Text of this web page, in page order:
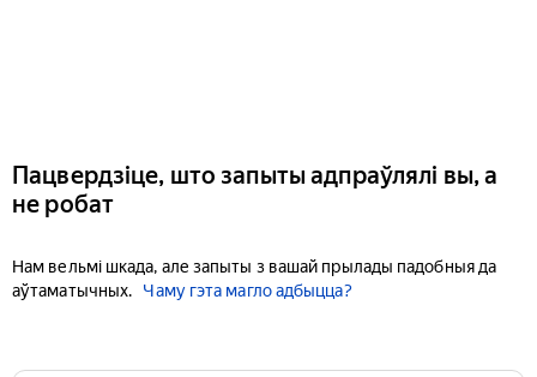
Пацвердзіце, што запыты адпраўлялі вы, а
не робат
Нам вельмі шкада, але запыты з вашай прылады падобныя да
аўтаматычных.
Чаму гэта магло адбыцца?